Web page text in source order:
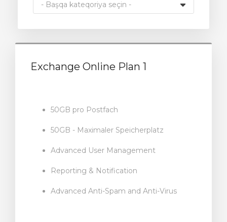
Exchange Online Plan 1
50GB pro Postfach
50GB - Maximaler Speicherplatz
Advanced User Management
Reporting & Notification
Advanced Anti-Spam and Anti-Virus